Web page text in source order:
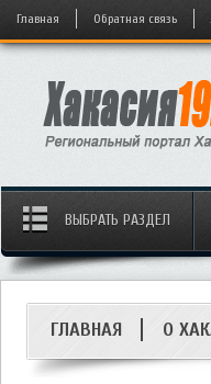
Главная Обратная связь
ВЫБРАТЬ РАЗДЕЛ
ГЛАВНАЯ О